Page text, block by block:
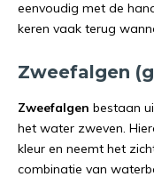
eenvoudig met de
keren vaak terug
Zweefalgen
Zweefalgen bestaan
het water zweven.
kleur en neemt het
combinatie van